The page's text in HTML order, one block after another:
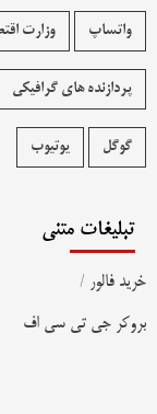
واتساپ وزارت
پردازنده های گرافیکی
گوگل یوتیوب
تبلیغات متنی
خرید فالور /
بروکر جی تی سی اف